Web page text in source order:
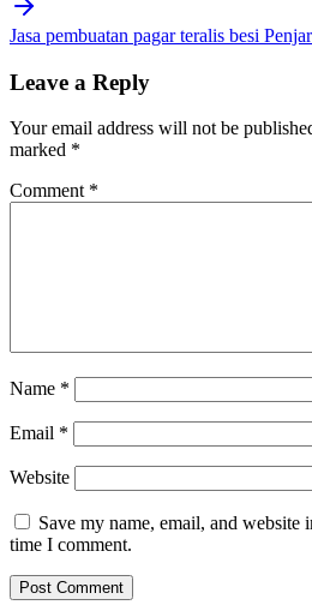
Jasa pembuatan pagar teralis besi
Leave a Reply
Your email address will not be
marked *
Comment *
Name *
Email *
Website
Save my name, email, and website
time I comment.